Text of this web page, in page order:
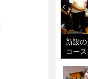
新設
コー